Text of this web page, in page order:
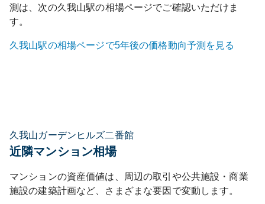
測は、次の久我山駅の相場ページでご確認いただけま
す。
久我山駅の相場ページで5年後の価格動向予測を見る
久我山ガーデンヒルズ二番館
近隣マンション相場
マンションの資産価値は、周辺の取引や公共施設・商業
施設の建築計画など、さまざまな要因で変動します。